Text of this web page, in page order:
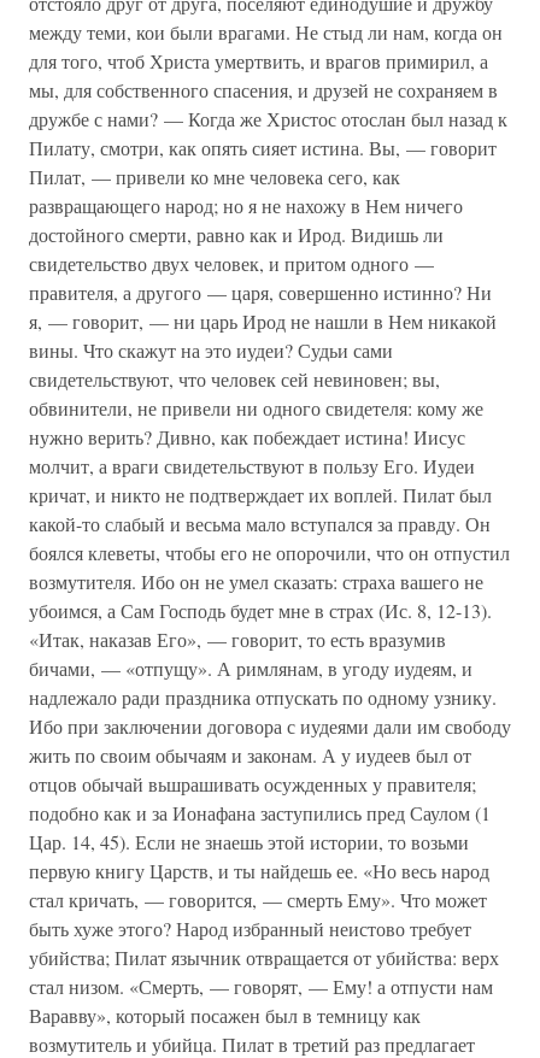
между теми, кои были врагами. Не стыд ли нам, когда он
для того, чтоб Христа умертвить, и врагов примирил, а
мы, для собственного спасения, и друзей не сохраняем в
дружбе с нами? — Когда же Христос отослан был назад к
Пилату, смотри, как опять сияет истина. Вы, — говорит
Пилат, — привели ко мне человека сего, как
развращающего народ; но я не нахожу в Нем ничего
достойного смерти, равно как и Ирод. Видишь ли
свидетельство двух человек, и притом одного —
правителя, а другого — царя, совершенно истинно? Ни
я, — говорит, — ни царь Ирод не нашли в Нем никакой
вины. Что скажут на это иудеи? Судьи сами
свидетельствуют, что человек сей невиновен; вы,
обвинители, не привели ни одного свидетеля: кому же
нужно верить? Дивно, как побеждает истина! Иисус
молчит, а враги свидетельствуют в пользу Его. Иудеи
кричат, и никто не подтверждает их воплей. Пилат был
какой-то слабый и весьма мало вступался за правду. Он
боялся клеветы, чтобы его не опорочили, что он отпустил
возмутителя. Ибо он не умел сказать: страха вашего не
убоимся, а Сам Господь будет мне в страх (Ис. 8, 12-13).
«Итак, наказав Его», — говорит, то есть вразумив
бичами, — «отпущу». А римлянам, в угоду иудеям, и
надлежало ради праздника отпускать по одному узнику.
Ибо при заключении договора с иудеями дали им свободу
жить по своим обычаям и законам. А у иудеев был от
отцов обычай вьшрашивать осужденных у правителя;
подобно как и за Ионафана заступились пред Саулом (1
Цар. 14, 45). Если не знаешь этой истории, то возьми
первую книгу Царств, и ты найдешь ее. «Но весь народ
стал кричать, — говорится, — смерть Ему». Что может
быть хуже этого? Народ избранный неистово требует
убийства; Пилат язычник отвращается от убийства: верх
стал низом. «Смерть, — говорят, — Ему! а отпусти нам
Варавву», который посажен был в темницу как
возмутитель и убийца. Пилат в третий раз предлагает